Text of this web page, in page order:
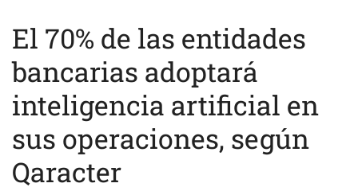
El 70% de las entidades
bancarias adoptará
inteligencia artificial en
sus operaciones, según
Qaracter